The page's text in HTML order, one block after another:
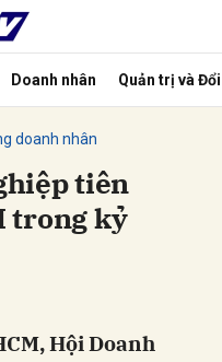
Doanh nhân Quản trị và
doanh nhân
tiên
trong kỷ
Hội Doanh